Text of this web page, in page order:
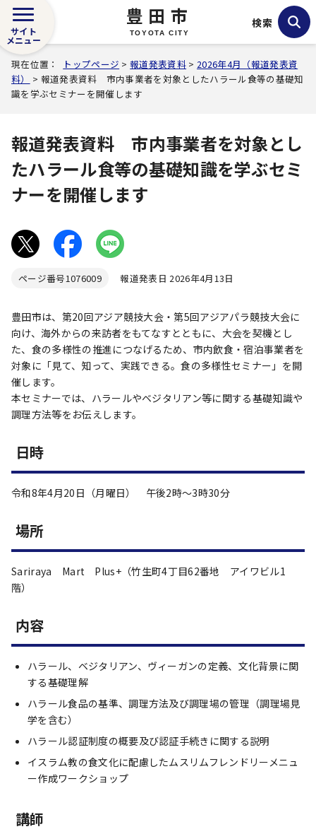
豊田市
TOYOTA CITY
サイト
メニュー
検索
現在位置： トップページ >報道発表資料 >2026年4月（報道発表資
料）
> 報道発表資料 市内事業者を対象としたハラール食等の基礎知
識を学ぶセミナーを開催します
報道発表資料 市内事業者を対象とし
たハラール食等の基礎知識を学ぶセミ
ナーを開催します
ページ番号1076009 報道発表日 2026年4月13日
豊田市は、第20回アジア競技大会・第5回アジアパラ競技大会に
向け、海外からの来訪者をもてなすとともに、大会を契機とし
た、食の多様性の推進につなげるため、市内飲食・宿泊事業者を
対象に「見て、知って、実践できる。食の多様性セミナー」を開
催します。
本セミナーでは、ハラールやベジタリアン等に関する基礎知識や
調理方法等をお伝えします。
日時
令和8年4月20日（月曜日） 午後2時～3時30分
場所
Sariraya Mart Plus+（竹生町4丁目62番地 アイワビル1
階）
内容
ハラール、ベジタリアン、ヴィーガンの定義、文化背景に関
する基礎理解
ハラール食品の基準、調理方法及び調理場の管理（調理場見
学を含む）
ハラール認証制度の概要及び認証手続きに関する説明
イスラム教の食文化に配慮したムスリムフレンドリーメニュ
ー作成ワークショップ
講師